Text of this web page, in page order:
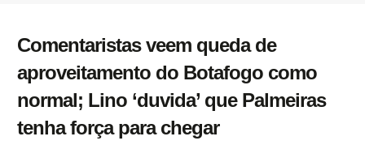
Comentaristas veem queda de
aproveitamento do Botafogo como
normal; Lino ‘duvida’ que Palmeiras
tenha força para chegar